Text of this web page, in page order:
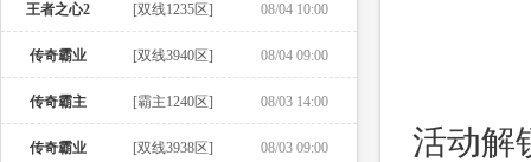
王者之心2 [双线1235区] 08/04 10:00
传奇霸业 [双线3940区] 08/04 09:00
传奇霸主 [霸主1240区] 08/03 14:00
传奇霸业 [双线3938区] 08/03 09:00
活动解